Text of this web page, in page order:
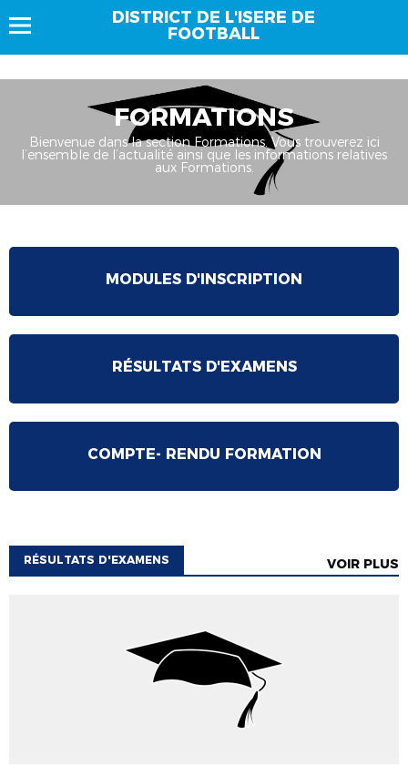
DISTRICT DE L'ISERE DE
FOOTBALL
FORMATIONS
Bienvenue dans la section Formations. Vous trouverez ici
l’ensemble de l’actualité ainsi que les informations relatives
aux Formations.
MODULES D'INSCRIPTION
RÉSULTATS D'EXAMENS
COMPTE- RENDU FORMATION
RÉSULTATS D'EXAMENS VOIR PLUS